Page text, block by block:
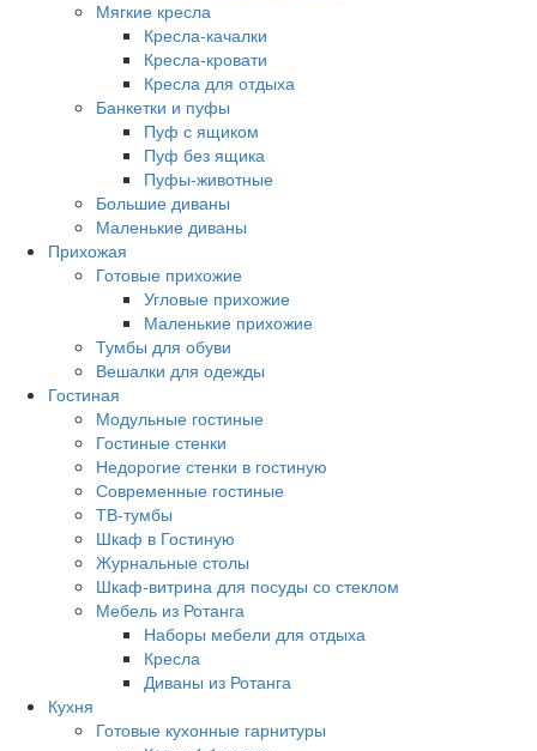
Мягкие кресла
Кресла-качалки
Кресла-кровати
Кресла для отдыха
Банкетки и пуфы
Пуф с ящиком
Пуф без ящика
Пуфы-животные
Большие диваны
Маленькие диваны
Прихожая
Готовые прихожие
Угловые прихожие
Маленькие прихожие
Тумбы для обуви
Вешалки для одежды
Гостиная
Модульные гостиные
Гостиные стенки
Недорогие стенки в гостиную
Современные гостиные
ТВ-тумбы
Шкаф в Гостиную
Журнальные столы
Шкаф-витрина для посуды со стеклом
Мебель из Ротанга
Наборы мебели для отдыха
Кресла
Диваны из Ротанга
Кухня
Готовые кухонные гарнитуры